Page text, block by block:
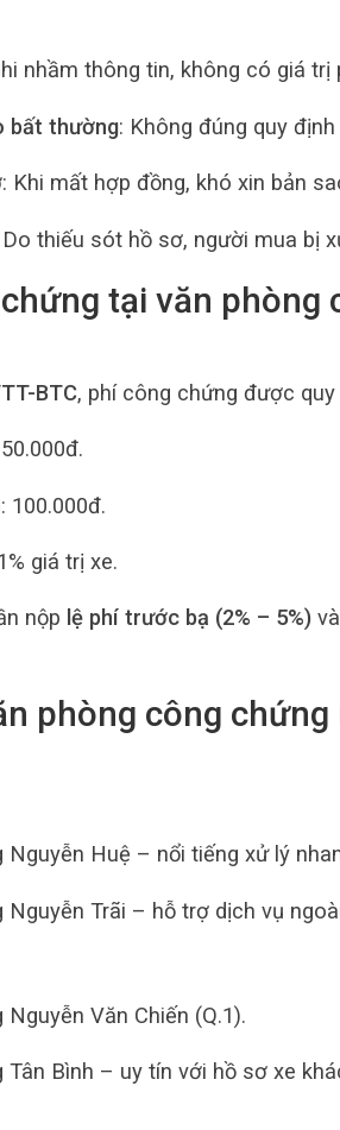
nhầm thông tin, không có giá trị
bất thường: Không đúng quy định
: Khi mất hợp đồng, khó xin bản
Do thiếu sót hồ sơ, người mua bị
tại văn phòng
BTC, phí công chứng được quy
100.000đ.
giá trị xe.
nộp lệ phí trước bạ (2% – 5%)và
phòng công
Huệ – nổi tiếng xử lý
Trãi – hỗ trợ dịch vụ
Văn Chiến (Q.1).
Bình – uy tín với hồ sơ xe